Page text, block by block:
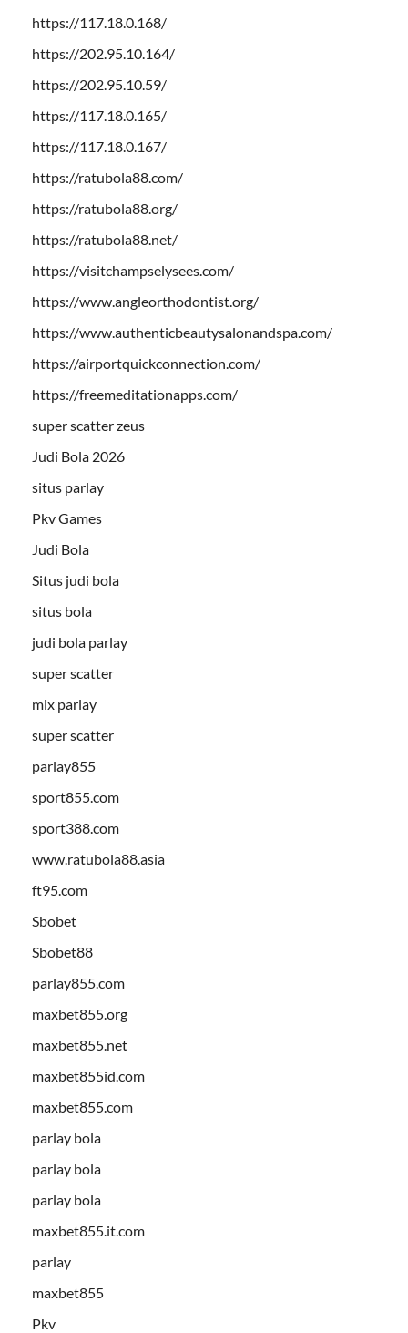
https://117.18.0.168/
https://202.95.10.164/
https://202.95.10.59/
https://117.18.0.165/
https://117.18.0.167/
https://ratubola88.com/
https://ratubola88.org/
https://ratubola88.net/
https://visitchampselysees.com/
https://www.angleorthodontist.org/
https://www.authenticbeautysalonandspa.com/
https://airportquickconnection.com/
https://freemeditationapps.com/
super scatter zeus
Judi Bola 2026
situs parlay
Pkv Games
Judi Bola
Situs judi bola
situs bola
judi bola parlay
super scatter
mix parlay
super scatter
parlay855
sport855.com
sport388.com
www.ratubola88.asia
ft95.com
Sbobet
Sbobet88
parlay855.com
maxbet855.org
maxbet855.net
maxbet855id.com
maxbet855.com
parlay bola
parlay bola
parlay bola
maxbet855.it.com
parlay
maxbet855
Pkv